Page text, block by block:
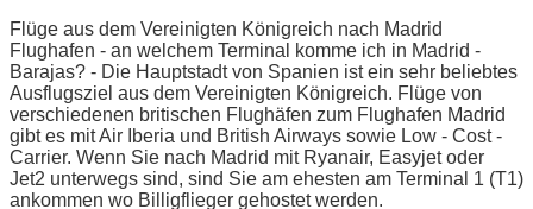
Flüge aus dem Vereinigten Königreich nach Madrid
Flughafen - an welchem Terminal komme ich in Madrid -
Barajas? - Die Hauptstadt von Spanien ist ein sehr beliebtes
Ausflugsziel aus dem Vereinigten Königreich. Flüge von
verschiedenen britischen Flughäfen zum Flughafen Madrid
gibt es mit Air Iberia und British Airways sowie Low - Cost -
Carrier. Wenn Sie nach Madrid mit Ryanair, Easyjet oder
Jet2 unterwegs sind, sind Sie am ehesten am Terminal 1 (T1)
ankommen wo Billigflieger gehostet werden.